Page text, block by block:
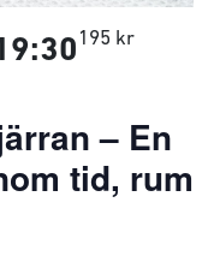
195 kr
– En
tid, rum